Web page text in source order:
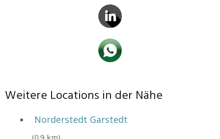
Weitere Locations in der Nähe
Norderstedt Garstedt
(0.9 km)